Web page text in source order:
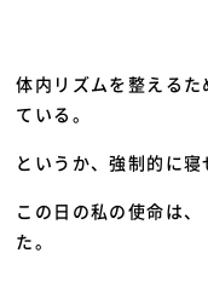
体内リズムを整える
ている。
というか、強制的に寝
この日の私の使命は
た。